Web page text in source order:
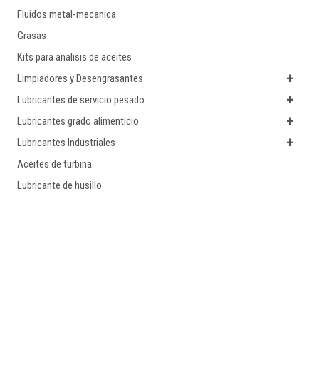
Fluidos metal-mecanica
Grasas
Kits para analisis de aceites
+
Limpiadores y Desengrasantes
+
Lubricantes de servicio pesado
+
Lubricantes grado alimenticio
+
Lubricantes Industriales
Aceites de turbina
Lubricante de husillo